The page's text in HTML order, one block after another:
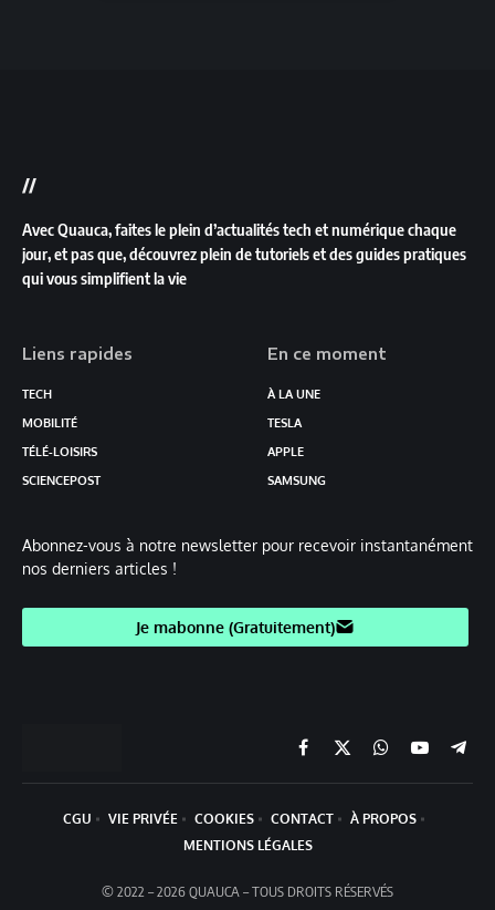
//
Avec Quauca, faites le plein d’actualités tech et numérique chaque
jour, et pas que, découvrez plein de tutoriels et des guides pratiques
qui vous simplifient la vie
Liens rapides
TECH
MOBILITÉ
TÉLÉ-LOISIRS
SCIENCEPOST
En ce moment
À LA UNE
TESLA
APPLE
SAMSUNG
Abonnez-vous à notre newsletter pour recevoir instantanément
nos derniers articles !
Je mabonne (Gratuitement)
Facebook
X
(Twitter)
Chaine
WhatsApp
YouTube
© 2022 – 2026 QUAUCA – TOUS DROITS RÉSERVÉS
CGU VIE PRIVÉE COOKIES CONTACT
À PROPOS
MENTIONS LÉGALES